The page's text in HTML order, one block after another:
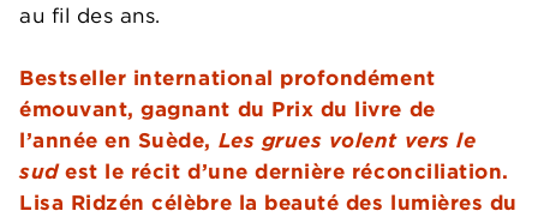
au fil des ans.
Bestseller international profondément
émouvant, gagnant du Prix du livre de
l’année en Suède, Les grues volent vers le
sudest le récit d’une dernière réconciliation.
Lisa Ridzén célèbre la beauté des lumières du